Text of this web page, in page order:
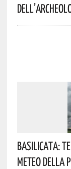
Basilicata:
Meteo Della